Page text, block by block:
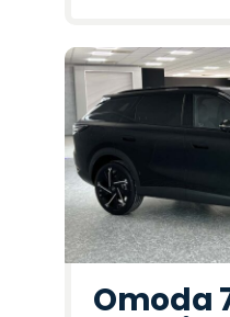
Omoda